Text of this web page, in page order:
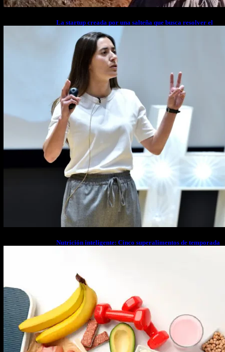
La startup creada por una salteña que busca resolver el
estrés financiero en Latinoamérica
Nutrición inteligente: Cinco superalimentos de temporada